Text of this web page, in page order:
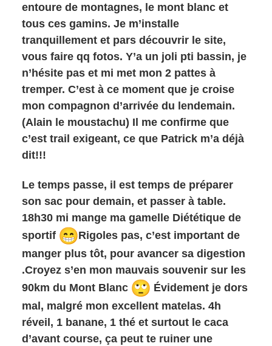
entoure de montagnes, le mont blanc et
tous ces gamins. Je m’installe
tranquillement et pars découvrir le site,
vous faire qq fotos. Y’a un joli pti bassin, je
n’hésite pas et mi met mon 2 pattes à
tremper. C’est à ce moment que je croise
mon compagnon d’arrivée du lendemain.
(Alain le moustachu) Il me confirme que
c’est trail exigeant, ce que Patrick m’a déjà
dit!!!
Le temps passe, il est temps de préparer
son sac pour demain, et passer à table.
18h30 mi mange ma gamelle Diététique de
sportif
Rigoles pas, c’est important de
manger plus tôt, pour avancer sa digestion
.Croyez s’en mon mauvais souvenir sur les
90km du Mont Blanc
Évidement je dors
mal, malgré mon excellent matelas. 4h
réveil, 1 banane, 1 thé et surtout le caca
d’avant course, ça peut te ruiner une